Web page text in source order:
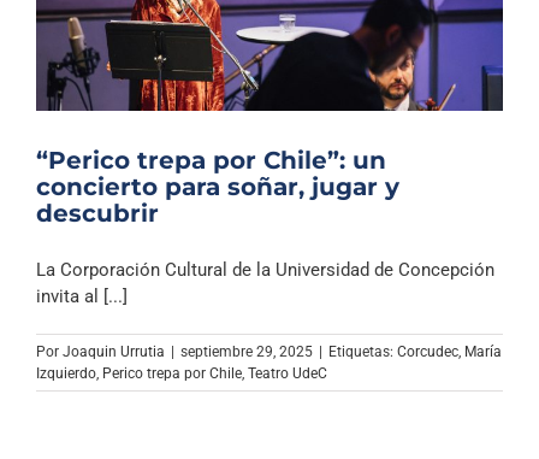
Podcast
Noticias
Columnas
Especiales
“Perico trepa por Chile”: un
concierto para soñar, jugar y
descubrir
La Corporación Cultural de la Universidad de Concepción
invita al [...]
Por Joaquin Urrutia | septiembre 29, 2025 | Etiquetas: Corcudec María
Izquierdo Perico trepa por Chile Teatro UdeC